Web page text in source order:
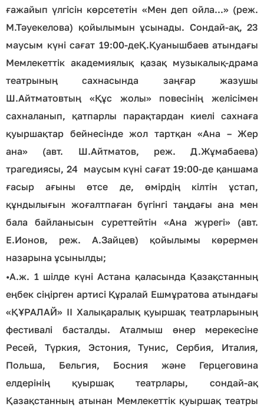
ғажайып үлгісін көрсететін «Мен деп ойла...» (реж.
М.Тәуекелова) қойылымын ұсынады. Сондай-ақ, 23
маусым күні сағат 19:00-деҚ.Қуанышбаев атындағы
Мемлекеттік академиялық қазақ музыкалық-драма
театрының сахнасында заңғар жазушы
Ш.Айтматовтың «Құс жолы» повесінің желісімен
сахналанып, қатпарлы парақтардан киелі сахнаға
қуыршақтар бейнесінде жол тартқан «Ана – Жер
ана» (авт. Ш.Айтматов, реж. Д.Жұмабаева)
трагедиясы, 24 маусым күні сағат 19:00-де қаншама
ғасыр ағыны өтсе де, өмірдің кілтін ұстап,
құндылығын жоғалтпаған бүгінгі таңдағы ана мен
бала байланысын суреттейтін «Ана жүрегі» (авт.
Е.Ионов, реж. А.Зайцев) қойылымы көрермен
назарына ұсынылды;
•А.ж. 1 шілде күні Астана қаласында Қазақстанның
еңбек сіңірген артисі Құралай Ешмұратова атындағы
«ҚҰРАЛАЙ» II Халықаралық қуыршақ театрларының
фестивалі басталды. Аталмыш өнер мерекесіне
Ресей, Түркия, Эстония, Тунис, Сербия, Италия,
Польша, Бельгия, Босния және Герцеговина
елдерінің қуыршақ театрлары, сондай-ақ
Қазақстанның атынан Мемлекеттік қуыршақ театры